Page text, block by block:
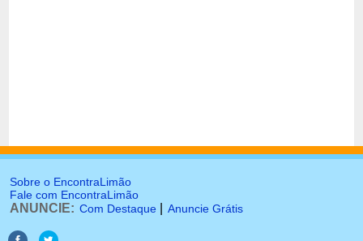
Sobre o EncontraLimão
Fale com EncontraLimão
ANUNCIE: Com Destaque Anuncie Grátis